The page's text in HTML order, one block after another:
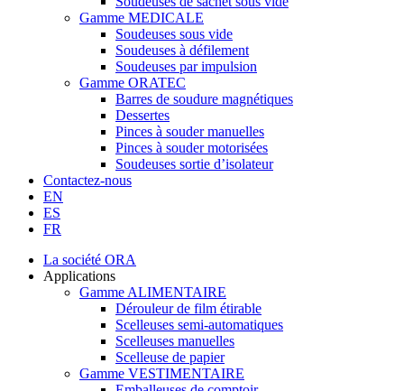
Gamme MEDICALE
Soudeuses sous vide
Soudeuses à défilement
Soudeuses par impulsion
Gamme ORATEC
Barres de soudure magnétiques
Dessertes
Pinces à souder manuelles
Pinces à souder motorisées
Soudeuses sortie d’isolateur
Contactez-nous
EN
ES
FR
La société ORA
Applications
Gamme ALIMENTAIRE
Dérouleur de film étirable
Scelleuses semi-automatiques
Scelleuses manuelles
Scelleuse de papier
Gamme VESTIMENTAIRE